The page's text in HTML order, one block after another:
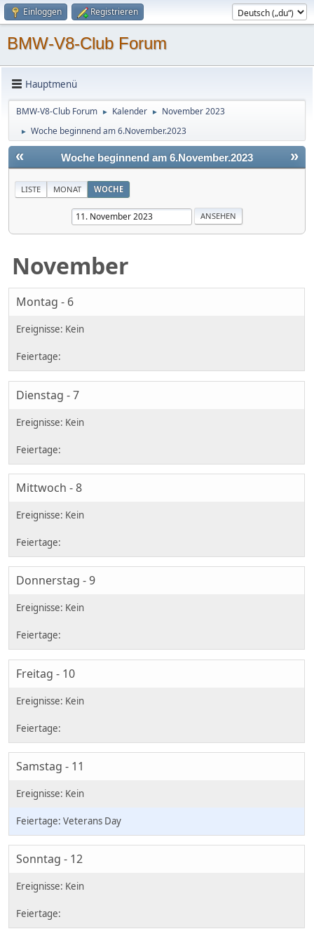
Einloggen Registrieren
BMW-V8-Club Forum
Hauptmenü
BMW-V8-Club Forum ► Kalender ► November 2023
► Woche beginnend am 6.November.2023
« »
Woche beginnend am 6.November.2023
LISTE MONAT WOCHE
November
Montag - 6
Dienstag - 7
Mittwoch - 8
Donnerstag - 9
Freitag - 10
Samstag - 11
Veterans Day
Sonntag - 12